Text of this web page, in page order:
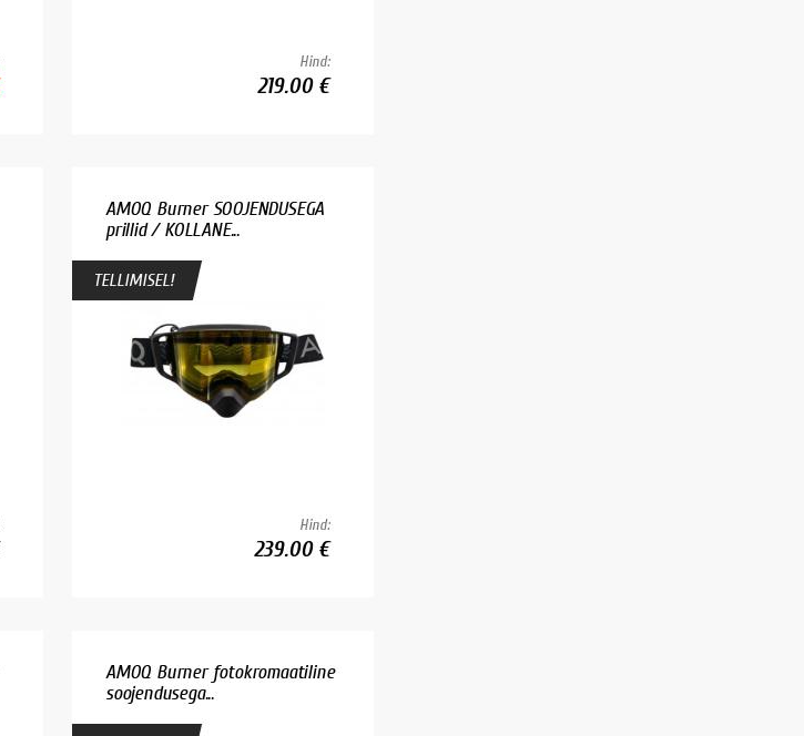
Hind:
219.00 €
AMOQ Burner SOOJENDUSEGA
prillid / KOLLANE...
TELLIMISEL!
Hind:
239.00 €
AMOQ Burner fotokromaatiline
soojendusega...